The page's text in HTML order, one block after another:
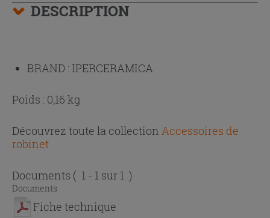
DESCRIPTION
BRAND : IPERCERAMICA
Poids : 0,16 kg
Découvrez toute la collection Accessoires de
robinet
Documents ( 1 - 1 sur 1 )
Documents
Fiche technique